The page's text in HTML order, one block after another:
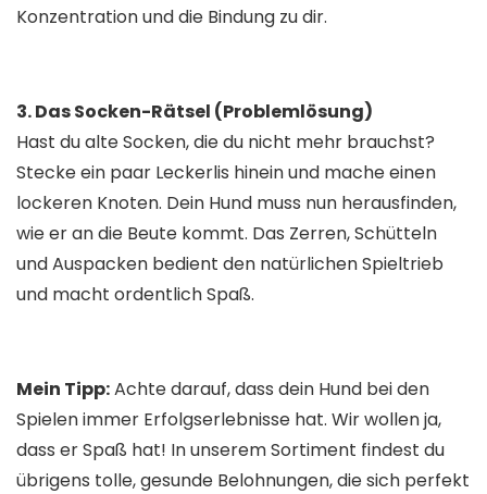
Konzentration und die Bindung zu dir.
​3. Das Socken-Rätsel (Problemlösung)
Hast du alte Socken, die du nicht mehr brauchst?
Stecke ein paar Leckerlis hinein und mache einen
lockeren Knoten. Dein Hund muss nun herausfinden,
wie er an die Beute kommt. Das Zerren, Schütteln
und Auspacken bedient den natürlichen Spieltrieb
und macht ordentlich Spaß.
​Mein Tipp:Achte darauf, dass dein Hund bei den
Spielen immer Erfolgserlebnisse hat. Wir wollen ja,
dass er Spaß hat! In unserem Sortiment findest du
übrigens tolle, gesunde Belohnungen, die sich perfekt